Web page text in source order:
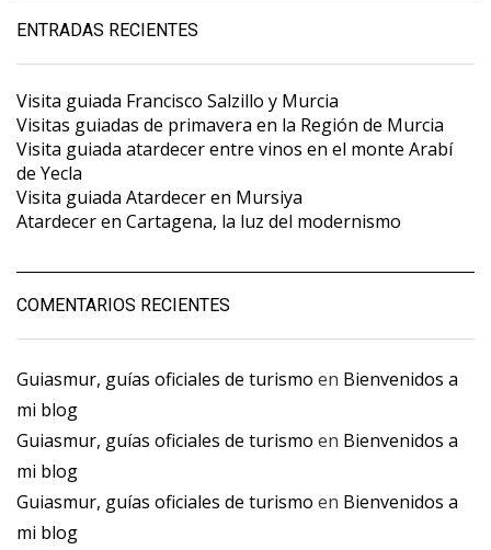
ENTRADAS RECIENTES
Visita guiada Francisco Salzillo y Murcia
Visitas guiadas de primavera en la Región de Murcia
Visita guiada atardecer entre vinos en el monte Arabí
de Yecla
Visita guiada Atardecer en Mursiya
Atardecer en Cartagena, la luz del modernismo
COMENTARIOS RECIENTES
Guiasmur, guías oficiales de turismo en Bienvenidos a
mi blog
Guiasmur, guías oficiales de turismo en Bienvenidos a
mi blog
Guiasmur, guías oficiales de turismo en Bienvenidos a
mi blog